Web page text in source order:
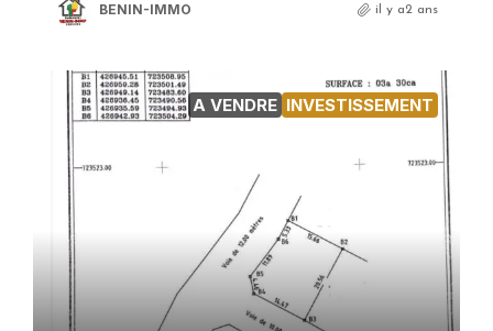
BENIN-IMMO il y a2 ans
A VENDRE INVESTISSEMENT